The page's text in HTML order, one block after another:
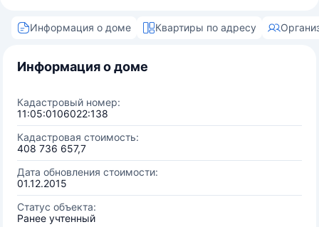
Информация о доме Квартиры по адресу
Информация о доме
Кадастровый номер:
11:05:0106022:138
Кадастровая стоимость:
408 736 657,7
Дата обновления стоимости:
01.12.2015
Статус объекта:
Ранее учтенный